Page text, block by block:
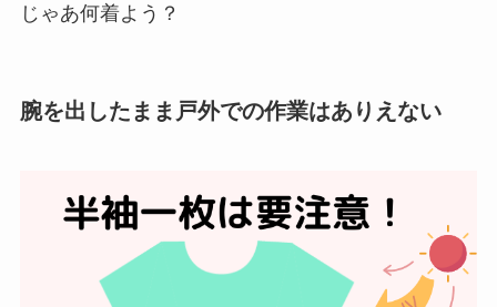
じゃあ何着よう？
腕を出したまま戸外での作業はありえない